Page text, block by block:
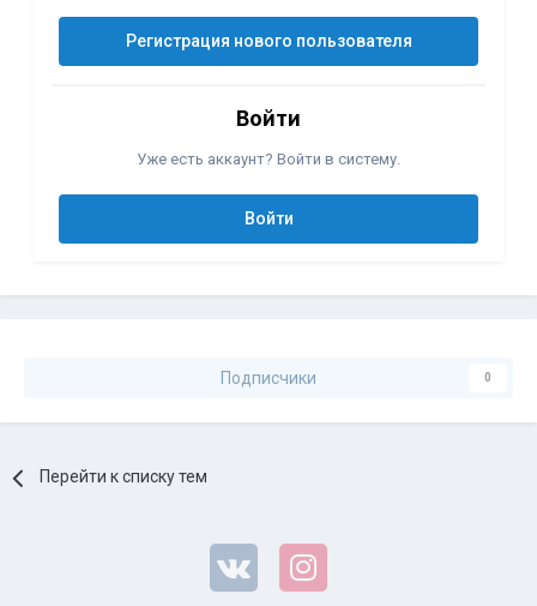
Регистрация нового пользователя
Войти
Уже есть аккаунт? Войти в систему.
Войти
Подписчики 0
Перейти к списку тем